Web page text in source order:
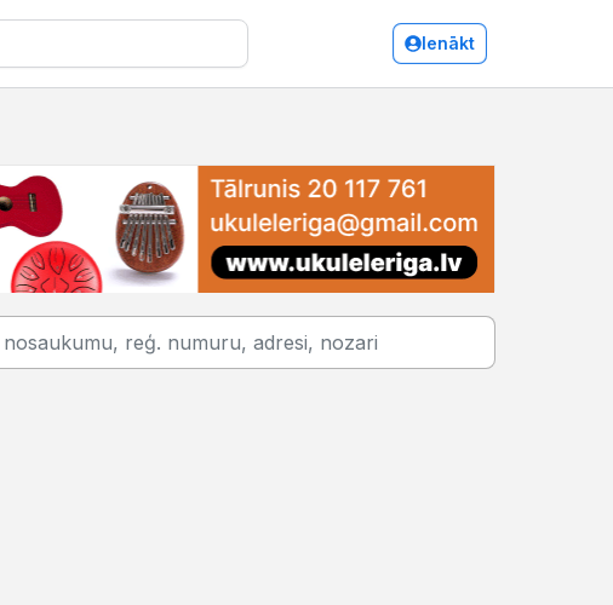
Ienākt
Kokapstrādes iekārtas un instrumenti